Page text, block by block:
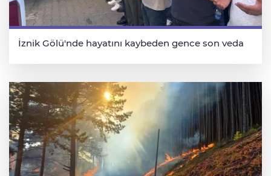
İznik Gölü'nde hayatını kaybeden gence son veda